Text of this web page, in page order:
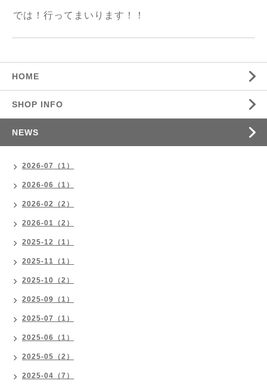
では！行ってまいります！！
HOME
SHOP INFO
NEWS
2026-07（1）
2026-06（1）
2026-02（2）
2026-01（2）
2025-12（1）
2025-11（1）
2025-10（2）
2025-09（1）
2025-07（1）
2025-06（1）
2025-05（2）
2025-04（7）